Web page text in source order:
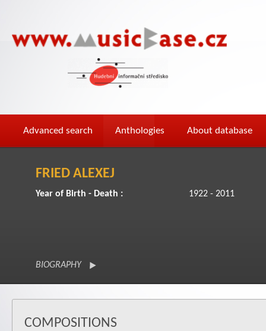
Advanced search Anthologies About database
FRIED ALEXEJ
Year of Birth - Death : 1922 - 2011
BIOGRAPHY
COMPOSITIONS